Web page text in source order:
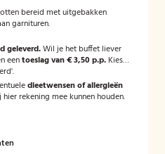
bereid met uitgebakken
garnituren.
geleverd.Wil je het buffet liever
eentoeslag van € 3,50 p.p. Kies
dieetwensen of allergieën
rekening mee kunnen houden.